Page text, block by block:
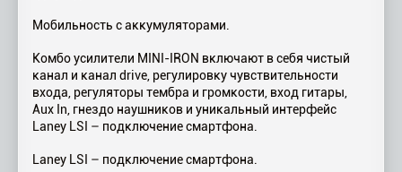
Мобильность с аккумуляторами.
Комбо усилители MINI-IRON включают в себя чистый
канал и канал drive, регулировку чувствительности
входа, регуляторы тембра и громкости, вход гитары,
Aux In, гнездо наушников и уникальный интерфейс
Laney LSI – подключение смартфона.
Laney LSI – подключение смартфона.